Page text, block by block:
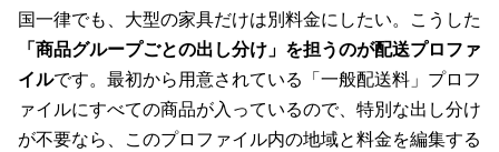
国一律でも、大型の家具だけは別料金にしたい。こうした
「商品グループごとの出し分け」を担うのが配送プロファ
イルです。最初から用意されている「一般配送料」プロフ
ァイルにすべての商品が入っているので、特別な出し分け
が不要なら、このプロファイル内の地域と料金を編集する